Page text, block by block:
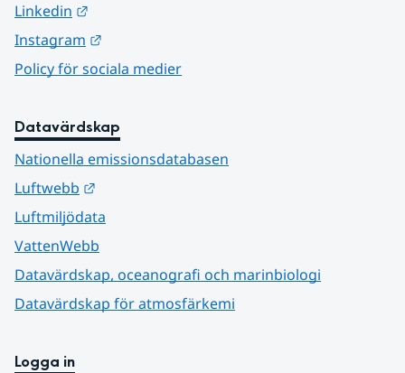
Linkedin
Instagram
Policy för sociala medier
Datavärdskap
Nationella emissionsdatabasen
Luftwebb
Luftmiljödata
VattenWebb
Datavärdskap, oceanografi och marinbiologi
Datavärdskap för atmosfärkemi
Logga in